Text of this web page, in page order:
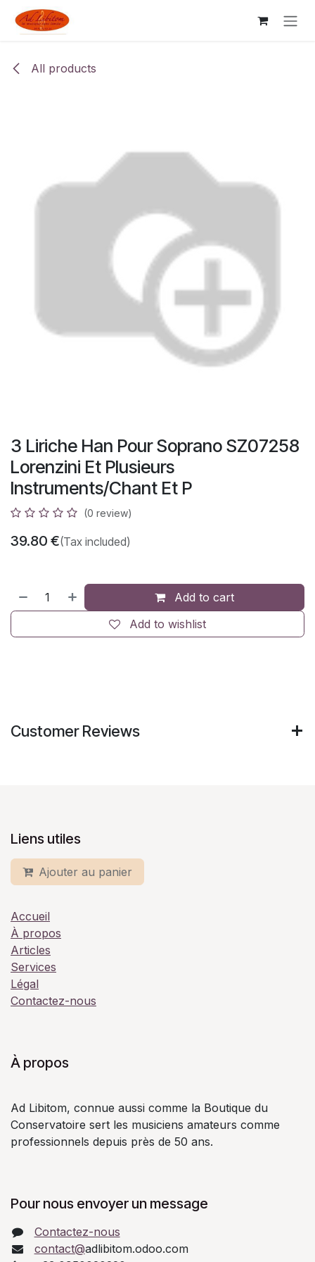
Skip to Content
All products
3 Liriche Han Pour Soprano SZ07258
Lorenzini Et Plusieurs
Instruments/Chant Et P
(0 review)
39.80 €(Tax included)
Add to cart
Add to wishlist
Customer Reviews
Liens utiles
Ajouter au panier
Accueil
À propos
Articles
Services
Légal
Contactez-nous
À propos
Ad Libitom, connue aussi comme la Boutique du
Conservatoire sert les musiciens amateurs comme
professionnels depuis près de 50 ans.
Pour nous envoyer un message
Contactez-nous
contact@adlibitom.odoo.com